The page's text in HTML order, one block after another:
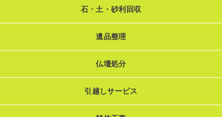
石・土・砂利回収
遺品整理
仏壇処分
引越しサービス